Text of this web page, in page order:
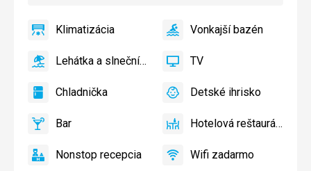
Klimatizácia
Klimatizácia
áno
VonkajšíVonkajší bazén
áno
Lehátka
slnečníky
bazéne
Lehátka a slnečníky pri bazéne zadarmo
áno TV TV
áno
Chladnička
Chladnička
áno
Detské
Detský
Detské ihrisko
áno
Bar Bar
áno
HotelováHotelová reštaurácia
áno
NonstopNonstop recepcia
áno
Wifi
Wifi zadarmo
áno